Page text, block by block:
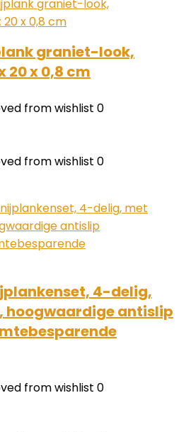
graniet-look,
20 x 0,8 cm
from wishlist 0
from wishlist 0
4-delig,
hoogwaardige antislip
from wishlist 0